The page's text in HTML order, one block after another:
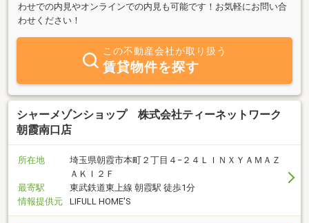
わせでの内見やオンラインでの内見も可能です！お気軽にお問い合
わせください！
この不動産会社が取り扱う
賃貸物件を探す
シャーメゾンショップ 株式会社ティーネットワーク
朝霞南口店
所在地
埼玉県朝霞市本町２丁目４−２４ＬＩＮＸＹＡＭＡＺ
ＡＫＩ２Ｆ
最寄駅
東武鉄道東上線 朝霞駅 徒歩1分
情報提供元
LIFULL HOME'S